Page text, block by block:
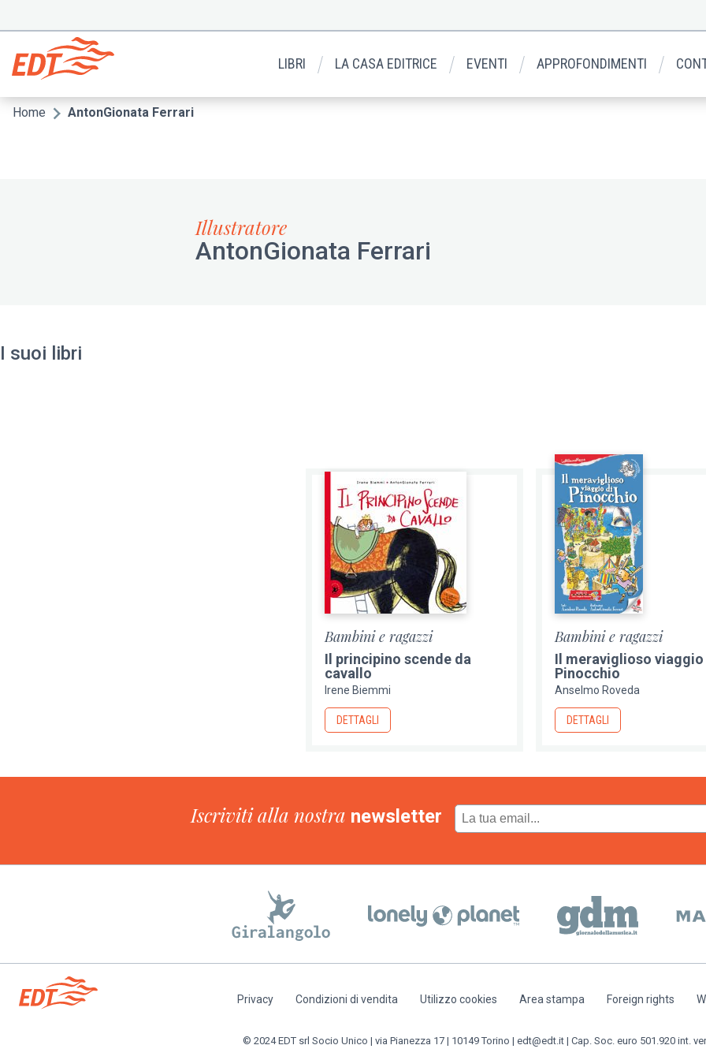
contenuto
principale
Menu
secondario
LIBRI LA CASA EDITRICE EVENTI APPROFONDIMENTI
Briciole
Home AntonGionata Ferrari
Illustratore
AntonGionata Ferrari
I suoi libri
Bambini e ragazzi
Il principino scende da
cavallo
Irene Biemmi
DETTAGLI
Bambini e ragazzi
Il meraviglioso
Pinocchio
Anselmo Roveda
DETTAGLI
Iscriviti alla nostra newsletter
Privacy Condizioni di vendita Utilizzo cookies Area stampa Foreign rights
© 2024 EDT srl Socio Unico | via Pianezza 17 | 10149 Torino | edt@edt.it | Cap. Soc. euro 501.920 int.